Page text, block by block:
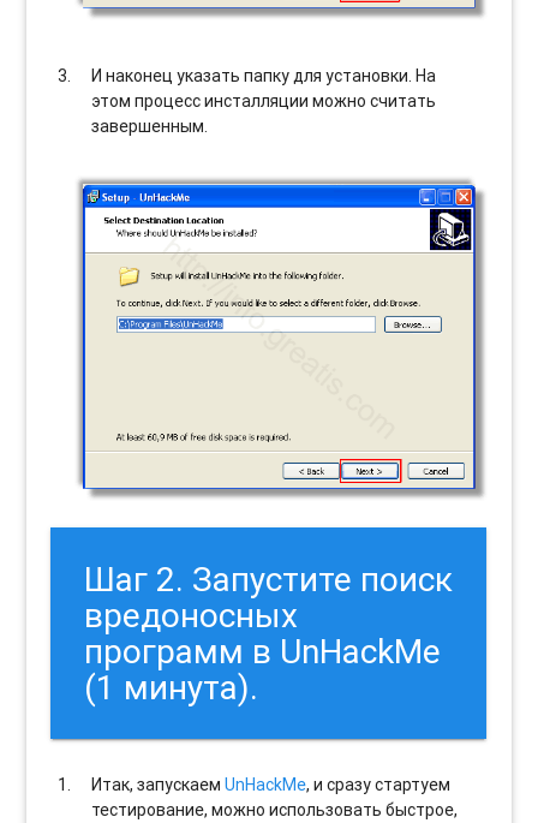
И наконец указать папку для установки. На
этом процесс инсталляции можно считать
завершенным.
Шаг 2. Запустите поиск
вредоносных
программ в UnHackMe
(1 минута).
Итак, запускаемUnHackMe, и сразу стартуем
тестирование, можно использовать быстрое,